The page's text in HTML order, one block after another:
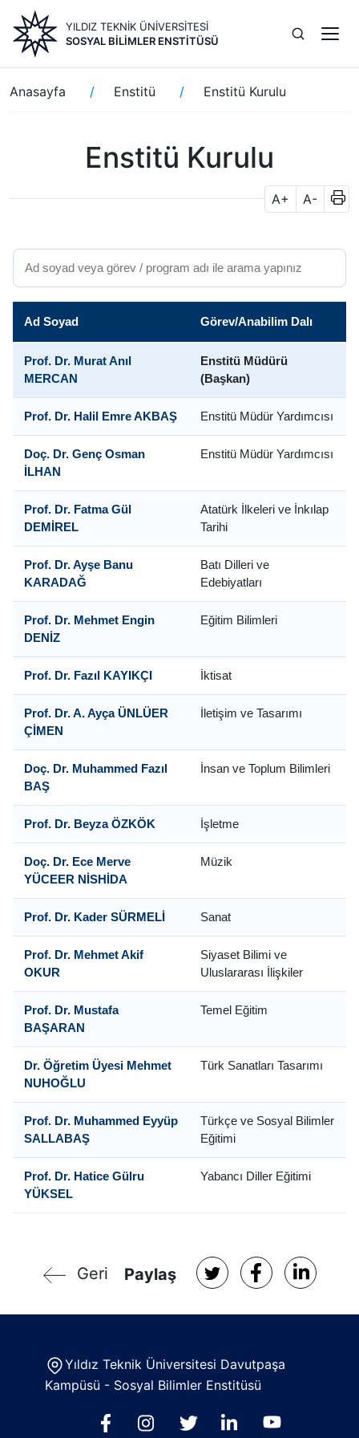
içeriğe
atla
YILDIZ TEKNİK ÜNİVERSİTESİ
SOSYAL BILIMLER ENSTITÜSÜ
Sayfa
yolu
Anasayfa Enstitü Enstitü Kurulu
Enstitü Kurulu
A+ A-
Ad Soyad Görev/Anabilim Dalı
Prof. Dr. Murat Anıl
MERCAN
Enstitü Müdürü
(Başkan)
Prof. Dr. Halil Emre AKBAŞ Enstitü Müdür Yardımcısı
Doç. Dr. Genç Osman
İLHAN
Enstitü Müdür Yardımcısı
Prof. Dr. Fatma Gül
DEMİREL
Atatürk İlkeleri ve İnkılap
Tarihi
Prof. Dr. Ayşe Banu
KARADAĞ
Batı Dilleri ve
Edebiyatları
Prof. Dr. Mehmet Engin
DENİZ
Eğitim Bilimleri
Prof. Dr. Fazıl KAYIKÇI İktisat
Prof. Dr. A. Ayça ÜNLÜER
ÇİMEN
İletişim ve Tasarımı
Doç. Dr. Muhammed Fazıl
BAŞ
İnsan ve Toplum Bilimleri
Prof. Dr. Beyza ÖZKÖK İşletme
Doç. Dr. Ece Merve
YÜCEER NİSHİDA
Müzik
Prof. Dr. Kader SÜRMELİ Sanat
Prof. Dr. Mehmet Akif
OKUR
Siyaset Bilimi ve
Uluslararası İlişkiler
Prof. Dr. Mustafa
BAŞARAN
Temel Eğitim
Dr. Öğretim Üyesi Mehmet
NUHOĞLU
Türk Sanatları Tasarımı
Prof. Dr. Muhammed Eyyüp
SALLABAŞ
Türkçe ve Sosyal Bilimler
Eğitimi
Prof. Dr. Hatice Gülru
YÜKSEL
Yabancı Diller Eğitimi
Geri Paylaş
Yıldız Teknik Üniversitesi Davutpaşa
Kampüsü - Sosyal Bilimler Enstitüsü